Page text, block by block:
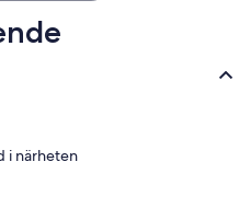
i närheten